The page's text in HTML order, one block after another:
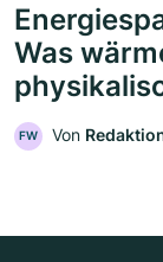
Was
FW Von